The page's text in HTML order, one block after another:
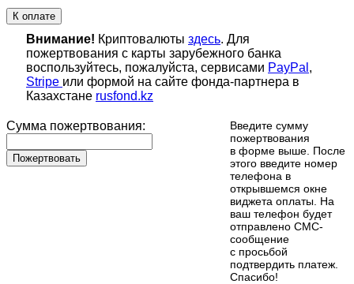
К оплате
Внимание! Криптовалюты здесь. Для
пожертвования с карты зарубежного банка
воспользуйтесь, пожалуйста, сервисами PayPal ,
Stripe или формой на сайте фонда-партнера в
Казахстане rusfond.kz
Сумма пожертвования:
Пожертвовать
Введите сумму
пожертвования
в форме выше. После
этого введите номер
телефона в
открывшемся окне
виджета оплаты. На
ваш телефон будет
отправлено СМС-
сообщение
с просьбой
подтвердить платеж.
Cпасибо!